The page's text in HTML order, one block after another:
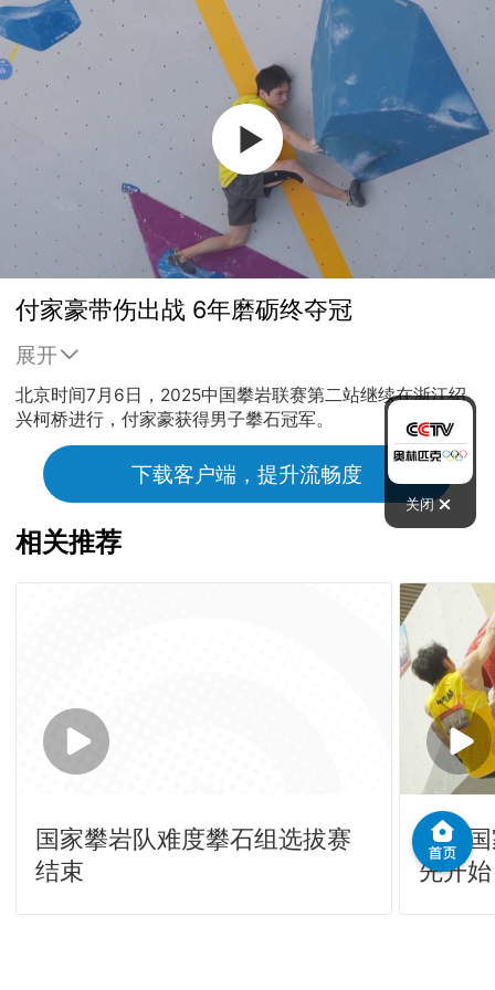
付家豪带伤出战 6年磨砺终夺冠
展开
北京时间7月6日，2025中国攀岩联赛第二站继续在浙江绍
兴柯桥进行，付家豪获得男子攀石冠军。
下载客户端，提升流畅度
相关推荐
国家攀岩队难度攀石组选拔赛
结束
冲刺
先开始
关闭